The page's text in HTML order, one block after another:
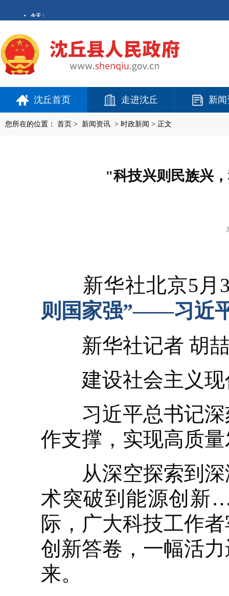
沈丘首页 走进沈丘 新
您所在的位置： 首页 > 新闻资讯 > 时政新闻 > 正文
"科技兴则民族兴
新华社北京5月
则国家强”——习近
新华社记者 胡喆
建设社会主义现
习近平总书记深
作支撑，实现高质
从深空探索到深
术突破到能源创新
际，广大科技工作
创新答卷，一幅活
来。